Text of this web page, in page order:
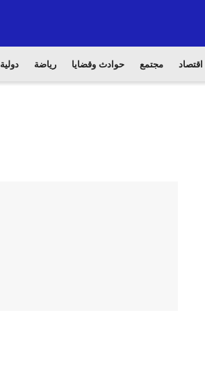
اقتصاد مجتمع حوادث وقضايا رياضة دولية